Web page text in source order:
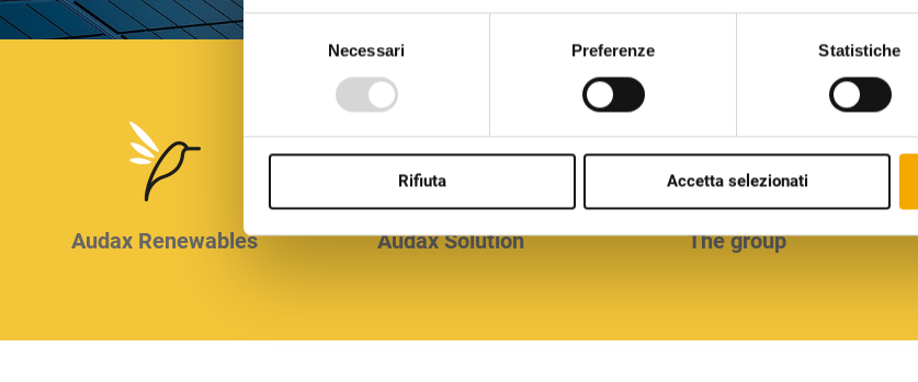
dei cookie tecnici non è richiesto il consenso degli utenti, mentre i cookie di
possono essere installati sul dispositivo solo con il consenso dell’utente.
Questo sito utilizza diversi tipi di cookie. Alcuni cookie sono collocati da servizi
Selezione
Necessari Preferenze Statistiche
Rifiuta Accetta selezionati
Audax Renewables Audax Solution The group